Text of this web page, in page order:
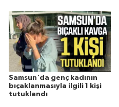
Samsun'da genç kadının
bıçaklanmasıyla ilgili 1 kişi
tutuklandı